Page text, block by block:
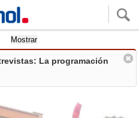
Mostrar
La programación